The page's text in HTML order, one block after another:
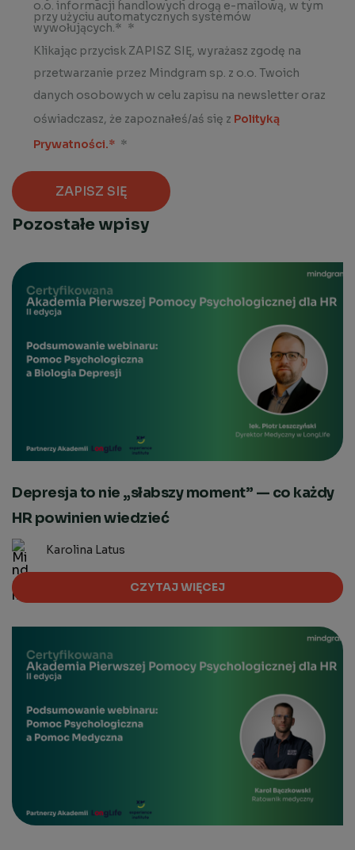
o.o. informacji handlowych drogą e-mailową, w tym
przy użyciu automatycznych systemów
wywołujących.* *
Klikając przycisk ZAPISZ SIĘ, wyrażasz zgodę na
przetwarzanie przez Mindgram sp. z o.o. Twoich
danych osobowych w celu zapisu na newsletter oraz
oświadczasz, że zapoznałeś/aś się z Polityką
Prywatności.* *
Pozostałe wpisy
Depresja to nie „słabszy moment” — co każdy
HR powinien wiedzieć
Karolina Latus
CZYTAJ WIĘCEJ